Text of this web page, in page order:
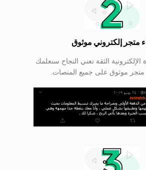
متجر إلكتروني موثوق
الإلكترونية الثقة تعني النجاح سنعلمك
موثوق على جميع المنصات.